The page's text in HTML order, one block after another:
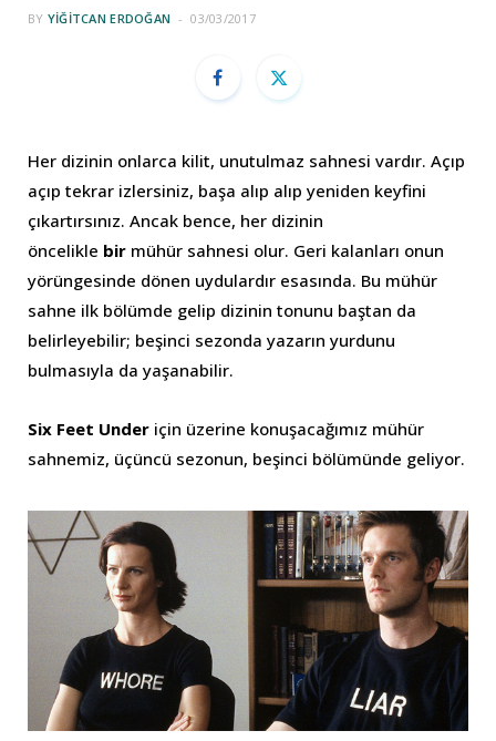
BY YIĞITCAN ERDOĞAN 03/03/2017
Her dizinin onlarca kilit, unutulmaz sahnesi vardır. Açıp
açıp tekrar izlersiniz, başa alıp alıp yeniden keyfini
çıkartırsınız. Ancak bence, her dizinin
öncelikle bir mühür sahnesi olur. Geri kalanları onun
yörüngesinde dönen uydulardır esasında. Bu mühür
sahne ilk bölümde gelip dizinin tonunu baştan da
belirleyebilir; beşinci sezonda yazarın yurdunu
bulmasıyla da yaşanabilir.
Six Feet Under için üzerine konuşacağımız mühür
sahnemiz, üçüncü sezonun, beşinci bölümünde geliyor.